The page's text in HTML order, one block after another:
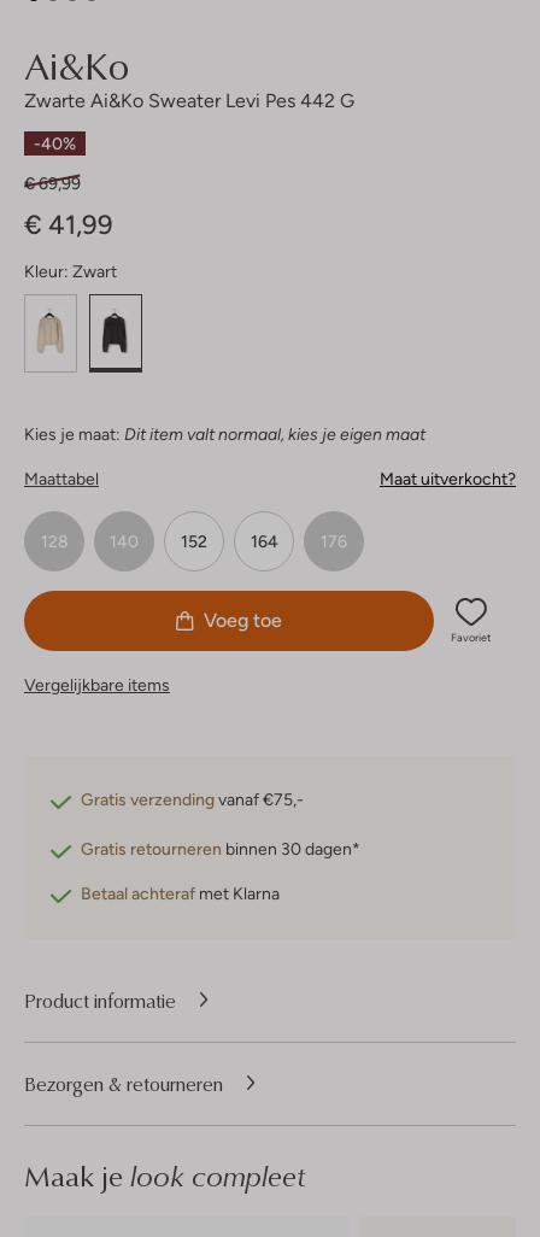
Ai&ko
Zwarte Ai&ko Sweater Levi Pes 442 G
-40%
€ 69,99
€ 41,99
Kleur: Zwart
Kies je maat: Dit item valt normaal, kies je eigen maat
Maattabel Maat uitverkocht?
128 140 152 164 176
Voeg toe
Favoriet
Vergelijkbare items
Gratis verzendingvanaf €75,-
Gratis retourneren binnen 30 dagen*
Betaal achteraf met Klarna
Product informatie
Bezorgen & retourneren
Maak je look compleet